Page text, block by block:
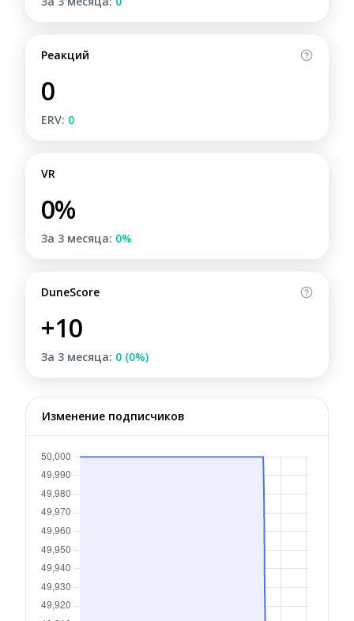
Реакций
0
ERV: 0
VR
0%
За 3 месяца: 0%
DuneScore
+10
За 3 месяца: 0 (0%)
Изменение подписчиков